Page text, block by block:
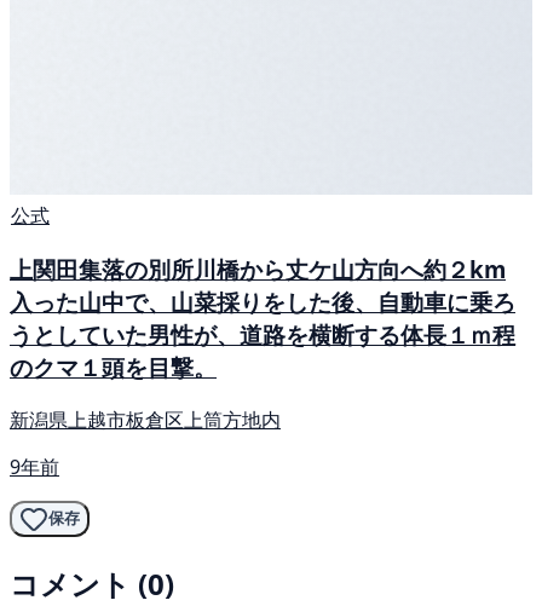
公式
上関田集落の別所川橋から丈ケ山方向へ約２km
入った山中で、山菜採りをした後、自動車に乗ろ
うとしていた男性が、道路を横断する体長１ｍ程
のクマ１頭を目撃。
新潟県上越市板倉区上筒方地内
9年前
保存
コメント (0)